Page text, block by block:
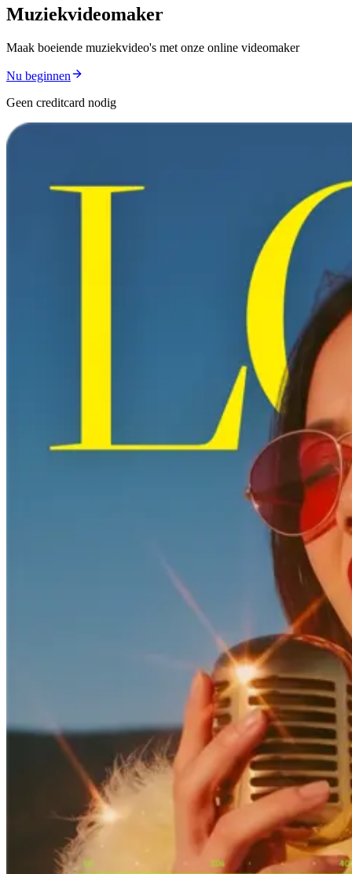
Muziekvideomaker
Maak boeiende muziekvideo's met onze online videomaker
Nu beginnen
Geen creditcard nodig